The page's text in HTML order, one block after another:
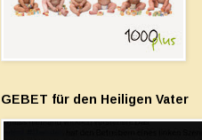
GEBET für den Heiligen Vater